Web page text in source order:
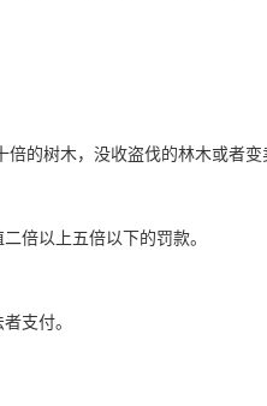
的树木，没收盗伐的林木或者变
倍以上五倍以下的罚款。
支付。